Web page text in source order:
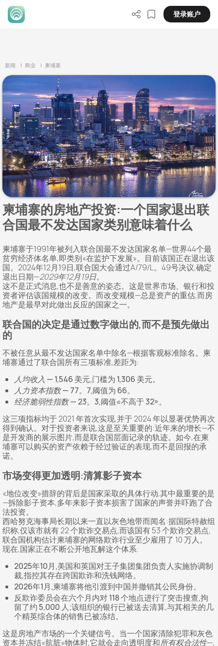
登录账户
新闻 | 商业 | 柬埔寨
柬埔寨的房地产投资:一个国家退出联
合国最不发达国家类别意味着什么
柬埔寨于1991年被列入联合国最不发达国家名单—世界44个最
贫穷经济体名单,即类别«在监护下发展»。目前该国正在退出该
国。2024年12月19日,联合国大会通过A/79/L。49号决议,确定
退出日期—2029年12月19日。
这不是正式消息,也不是善意的姿态。这是世界市场、银行和投
资者评估该国规模的改变。而改变规模—总是资产的重估,而房
地产是最早对此做出反应的国家之一。
联合国的决定是通过数字做出的,而不是预先做出
的
不被任意从最不发达国家名单中除名—根据客观标准除名。柬
埔寨通过了联合国所有三项标准,差距为:
人均收入 — 1,546 美元,门槛为 1,306 美元。
人力资本指数— 77。7,阈值为 66。
经济脆弱性指数— 23。3,阈值«不高于 32»。
这三项指标均于 2021 年首次实现,并于 2024 年以显著优势再次
得到确认。对于投资者来说,这是至关重要的:近年来的增长—不
是开发商的展示图片,而是联合国层面记录的轨迹。如今,在柬
埔寨可以购买的资产依赖于经过验证的表现,而不是回报的承
诺。
市场变得更加透明:清算影子资本
«地位改变»措辞的背后是国家采取的具体行动,其中最重要的是
—拆除影子资本,多年来影子资本损害了国家的声誉并吓跑了合
法投资。
西哈努克海事局长期以来一直以灰色地带而闻名:据国际特赦组
织称,仅该市就有 22 个欺诈交易点,而该国有 53 个欺诈交易点,
联合国机构估计柬埔寨的网络欺诈行业至少雇用了 10 万人。
现在,国家正在不断公开地瓦解这个体系:
2025年10月,美国和英国对王子集团集团负责人实施协调制
裁,指控其存在跨国欺诈和洗钱网络。
2026年1月,柬埔寨将他引渡到中国并撤销其公民身份。
反欺诈委员会在六个月内对 118 个地点进行了突击搜查,拘
留了约 5,000 人;该组织的银行已被送去清算,与其相关的几
个精英综合体的销售已被冻结。
这是房地产市场的一个关键信号。当一个国家清除犯罪和灰色
资本并冻结«肮脏»物体时,它就会走向透明度和所有权合法性—,